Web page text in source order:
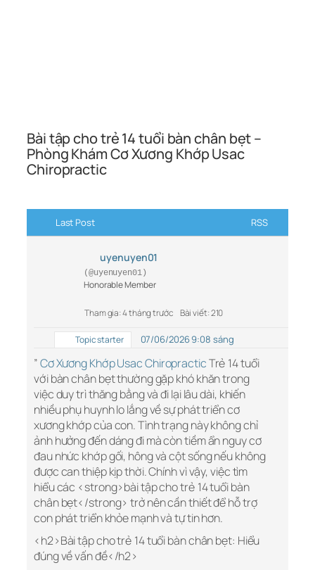
Bài tập cho trẻ 14 tuổi bàn chân bẹt –
Phòng Khám Cơ Xương Khớp Usac
Chiropractic
Last Post RSS
uyenuyen01
(@uyenuyen01)
Honorable Member
Tham gia: 4 tháng trước Bài viết: 210
Topic starter 07/06/2026 9:08 sáng
”Cơ Xương Khớp Usac ChiropracticTrẻ 14 tuổi
với bàn chân bẹt thường gặp khó khăn trong
việc duy trì thăng bằng và đi lại lâu dài, khiến
nhiều phụ huynh lo lắng về sự phát triển cơ
xương khớp của con. Tình trạng này không chỉ
ảnh hưởng đến dáng đi mà còn tiềm ẩn nguy cơ
đau nhức khớp gối, hông và cột sống nếu không
được can thiệp kịp thời. Chính vì vậy, việc tìm
hiểu các <strong>bài tập cho trẻ 14 tuổi bàn
chân bẹt</strong> trở nên cần thiết để hỗ trợ
con phát triển khỏe mạnh và tự tin hơn.
<h2>Bài tập cho trẻ 14 tuổi bàn chân bẹt: Hiểu
đúng về vấn đề</h2>